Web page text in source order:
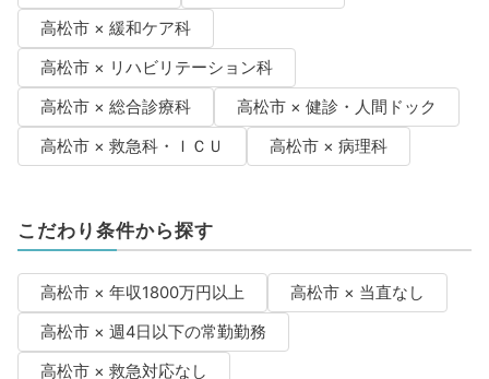
高松市 × 緩和ケア科
高松市 × リハビリテーション科
高松市 × 総合診療科
高松市 × 健診・人間ドック
高松市 × 救急科・ＩＣＵ
高松市 × 病理科
こだわり条件から探す
高松市 × 年収1800万円以上
高松市 × 当直なし
高松市 × 週4日以下の常勤勤務
高松市 × 救急対応なし